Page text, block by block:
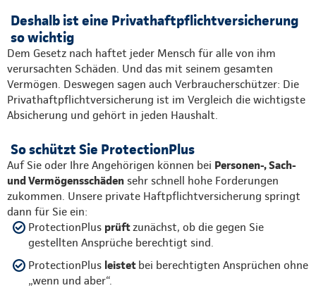
Deshalb ist eine Privathaftpflichtversicherung
so wichtig
Dem Gesetz nach haftet jeder Mensch für alle von ihm
verursachten Schäden. Und das mit seinem gesamten
Vermögen. Deswegen sagen auch Verbraucherschützer: Die
Privathaftpflichtversicherung ist im Vergleich die wichtigste
Absicherung und gehört in jeden Haushalt.
So schützt Sie ProtectionPlus
Auf Sie oder Ihre Angehörigen können bei Personen-, Sach-
und Vermögensschäden sehr schnell hohe Forderungen
zukommen. Unsere private Haftpflichtversicherung springt
dann für Sie ein:
ProtectionPlus prüftzunächst, ob die gegen Sie
gestellten Ansprüche berechtigt sind.
ProtectionPlus leistet bei berechtigten Ansprüchen ohne
„wenn und aber“.